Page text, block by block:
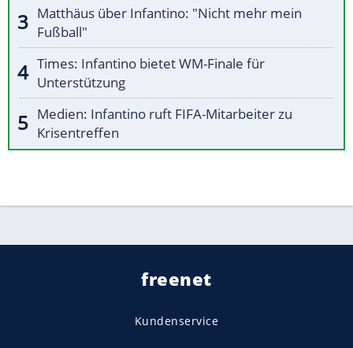
Matthäus über Infantino: "Nicht mehr mein
Fußball"
Times: Infantino bietet WM-Finale für
Unterstützung
Medien: Infantino ruft FIFA-Mitarbeiter zu
Krisentreffen
freenet
Kundenservice